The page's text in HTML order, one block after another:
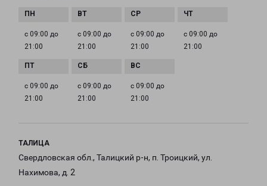
с 09:00 до
21:00
с 09:00 до
21:00
с 09:00 до
21:00
с 09:00 до
21:00
с 09:00 до
21:00
с 09:00 до
21:00
с 09:00 до
21:00
ТАЛИЦА
Свердловская обл., Талицкий р-н, п. Троицкий, ул.
Нахимова, д. 2